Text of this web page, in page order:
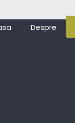
Despre